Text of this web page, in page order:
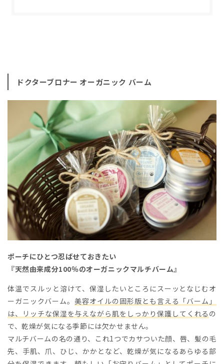
ドクターブロナー オーガニック バーム
ポーチにひとつ忍ばせておきたい
『天然由来成分100％のオーガニックマルチバーム』
体温でスルッと溶けて、保湿したいところにスーッとなじむオ
ーガニックバーム。 美容オイルの固形版とも言える「バーム」
は、リッチな保湿を与えながら肌をしっかり保護してくれる の
で、乾燥が気になる季節には欠かせません。
マルチバームの名の通り、これ1つでカサついた顔、唇、髪の毛
先、手肌、爪、ひじ、かかとなど、乾燥が気になるあらゆる部